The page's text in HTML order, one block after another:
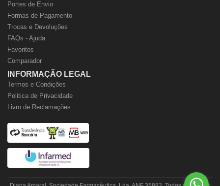
Portes de Envio
Formas de Pagamento
Trocas e Devoluções
FAQs - Ajuda
Favoritos
Comparador
INFORMAÇÃO LEGAL
Termos e Condições
Politica de Privacidade
Livro de Reclamações